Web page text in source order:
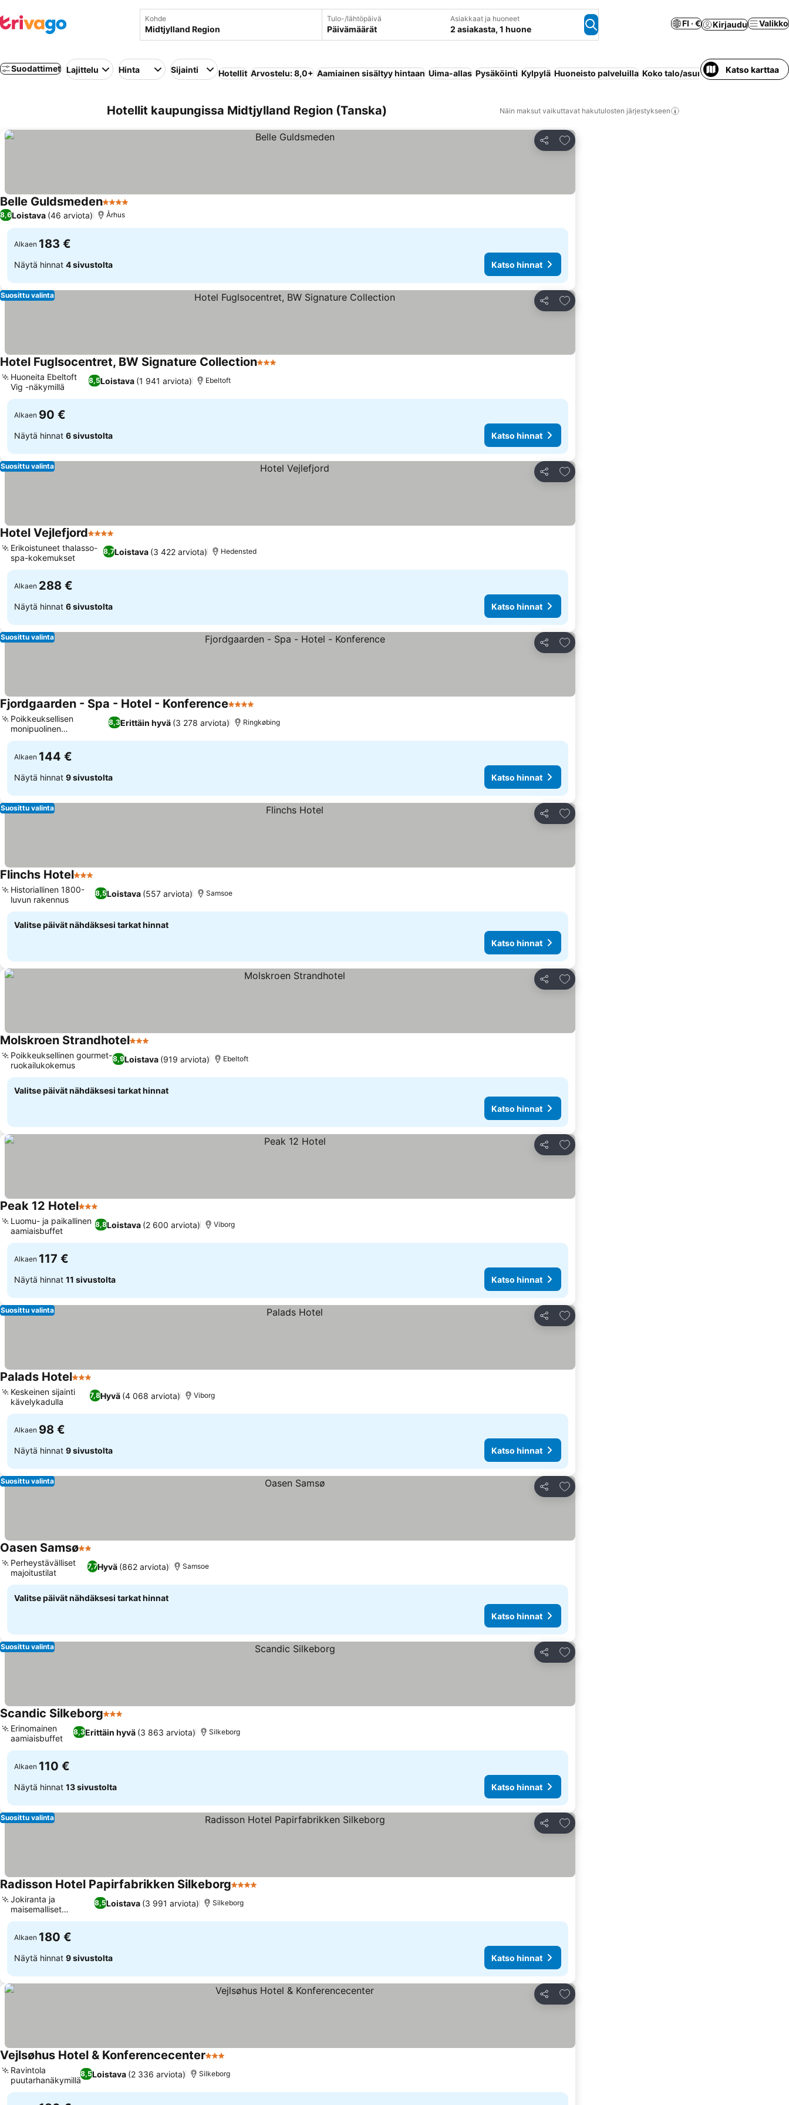
Kohde Tulo-/lähtöpäivä
Päivämäärät
Asiakkaat ja huoneet
2 asiakasta, 1 huone
FI · € Kirjaudu Valikko
Suodattimet Lajittelu Hinta Sijainti Hotellit Arvostelu: 8,0+ Aamiainen sisältyy hintaan Uima-allas Pysäköinti Kylpylä Huoneisto palveluilla Koko talo/asunto Wi-Fi Lemmikit
Katso karttaa
Hotellit kaupungissa Midtjylland Region (Tanska) Näin maksut vaikuttavat hakutulosten järjestykseen
Jaa
Lisää suosikkeihin
Belle Guldsmeden4 Tähtiluokitus
8,6Loistava (46 arviota) Århus
Alkaen 183 €
Näytä hinnat 4 sivustolta Katso hinnat
Jaa
Lisää suosikkeihin
Suosittu valinta
Hotel Fuglsocentret, BW Signature Collection3 Tähtiluokitus
8,5Loistava (1 941 arviota)
Huoneita Ebeltoft
Vig -näkymillä
Ebeltoft
Alkaen 90 €
Näytä hinnat 6 sivustolta Katso hinnat
Jaa
Lisää suosikkeihin
Suosittu valinta
Hotel Vejlefjord4 Tähtiluokitus
8,7Loistava (3 422 arviota)
Erikoistuneet thalasso-
spa-kokemukset
Hedensted
Alkaen 288 €
Näytä hinnat 6 sivustolta Katso hinnat
Jaa
Lisää suosikkeihin
Suosittu valinta
Fjordgaarden - Spa - Hotel - Konference4 Tähtiluokitus
8,3Erittäin hyvä (3 278 arviota)
Poikkeuksellisen
monipuolinen
aamiaisbuffet
Ringkøbing
Alkaen 144 €
Näytä hinnat 9 sivustolta Katso hinnat
Jaa
Lisää suosikkeihin
Suosittu valinta
Flinchs Hotel3 Tähtiluokitus
8,5Loistava (557 arviota)
Historiallinen 1800-
luvun rakennus
Samsoe
Valitse päivät nähdäksesi tarkat hinnat
Katso hinnat
Jaa
Lisää suosikkeihin
Molskroen Strandhotel3 Tähtiluokitus
8,9Loistava (919 arviota)
Poikkeuksellinen gourmet-
ruokailukokemus
Ebeltoft
Valitse päivät nähdäksesi tarkat hinnat
Katso hinnat
Jaa
Lisää suosikkeihin
Peak 12 Hotel3 Tähtiluokitus
8,8Loistava (2 600 arviota)
Luomu- ja paikallinen
aamiaisbuffet
Viborg
Alkaen 117 €
Näytä hinnat 11 sivustolta Katso hinnat
Jaa
Lisää suosikkeihin
Suosittu valinta
Palads Hotel3 Tähtiluokitus
7,8Hyvä (4 068 arviota)
Keskeinen sijainti
kävelykadulla
Viborg
Alkaen 98 €
Näytä hinnat 9 sivustolta Katso hinnat
Jaa
Lisää suosikkeihin
Suosittu valinta
Oasen Samsø2 Tähtiluokitus
7,7Hyvä (862 arviota)
Perheystävälliset
majoitustilat
Samsoe
Valitse päivät nähdäksesi tarkat hinnat
Katso hinnat
Jaa
Lisää suosikkeihin
Suosittu valinta
Scandic Silkeborg3 Tähtiluokitus
8,3Erittäin hyvä (3 863 arviota)
Erinomainen
aamiaisbuffet
Silkeborg
Alkaen 110 €
Näytä hinnat 13 sivustolta Katso hinnat
Jaa
Lisää suosikkeihin
Suosittu valinta
Radisson Hotel Papirfabrikken Silkeborg4 Tähtiluokitus
8,5Loistava (3 991 arviota)
Jokiranta ja
maisemalliset
näkymät
Silkeborg
Alkaen 180 €
Näytä hinnat 9 sivustolta Katso hinnat
Jaa
Lisää suosikkeihin
Vejlsøhus Hotel & Konferencecenter3 Tähtiluokitus
8,5Loistava (2 336 arviota)
Ravintola
puutarhanäkymillä
Silkeborg